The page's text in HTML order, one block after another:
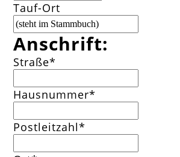
Tauf-Ort
Anschrift:
Pflichtfeld
Straße*
Pflichtfeld
Hausnummer*
Pflichtfeld
Postleitzahl*